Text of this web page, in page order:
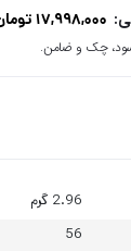
17,998,000تومان
2.96 گرم
56